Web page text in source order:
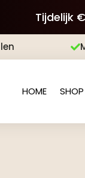
Tijdelijk

HOME SHOP